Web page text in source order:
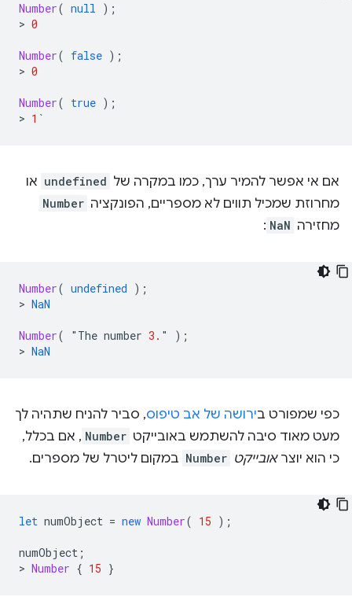
Number( null );
> 0
Number( false );
> 0
Number( true );
> 1 `
אם אי אפשר להמיר ערך, כמו במקרה של undefined או
מחרוזת שמכיל תווים לא מספריים, הפונקציה Number
מחזירה NaN
:
Number( undefined );
> NaN
Number( " The number 3. "
);
> NaN
כפי שמפורט בירושה של אב טיפוס, סביר להניח שתהיה לך
מעט מאוד סיבה להשתמש באובייקט Number , אם בכלל,
כי הוא יוצראובייקט Number במקום ליטרל של מספרים.
let numObject = new Number( 15 );
numObject ;
> Number { 15 }